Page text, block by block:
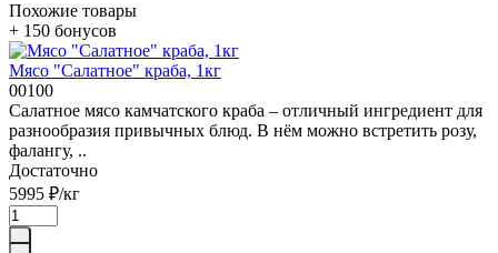
Похожие товары
+ 150 бонусов
Мясо "Салатное" краба, 1кг
00100
Салатное мясо камчатского краба – отличный ингредиент для
разнообразия привычных блюд. В нём можно встретить розу,
фалангу, ..
Достаточно
5995 ₽/кг